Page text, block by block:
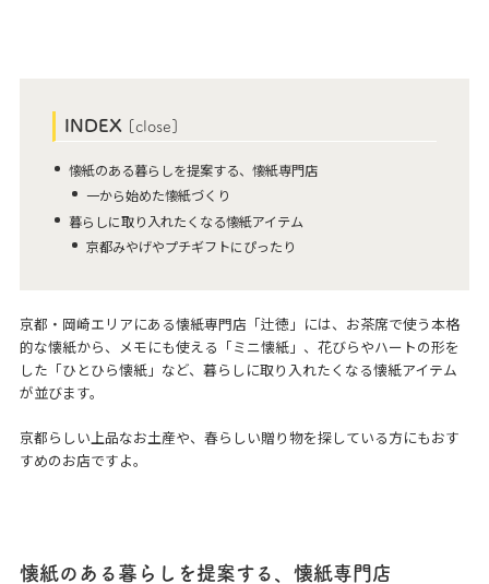
INDEX [close]
懐紙のある暮らしを提案する、懐紙専門店
一から始めた懐紙づくり
暮らしに取り入れたくなる懐紙アイテム
京都みやげやプチギフトにぴったり
京都・岡崎エリアにある懐紙専門店「辻徳」には、お茶席で使う本格
的な懐紙から、メモにも使える「ミニ懐紙」、花びらやハートの形を
した「ひとひら懐紙」など、暮らしに取り入れたくなる懐紙アイテム
が並びます。
京都らしい上品なお土産や、春らしい贈り物を探している方にもおす
すめのお店ですよ。
懐紙のある暮らしを提案する、懐紙専門店